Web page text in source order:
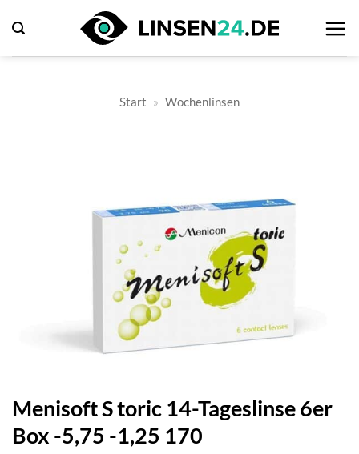
Inhalt
springen
Start » Wochenlinsen
Menisoft S toric 14-Tageslinse 6er
Box -5,75 -1,25 170